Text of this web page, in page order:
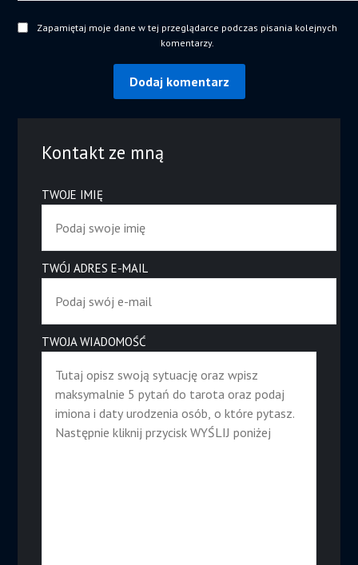
Zapamiętaj moje dane w tej przeglądarce podczas pisania kolejnych
komentarzy.
Kontakt ze mną
TWOJE IMIĘ
TWÓJ ADRES E-MAIL
TWOJA WIADOMOŚĆ